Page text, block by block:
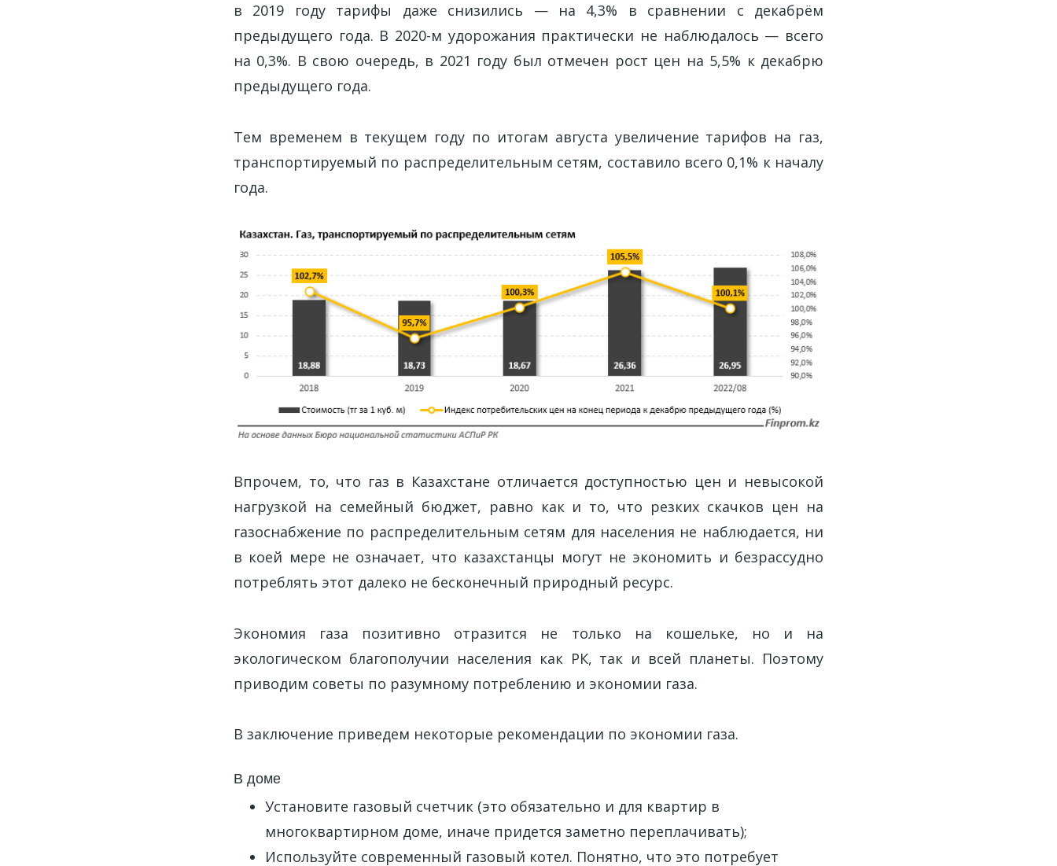
в 2019 году тарифы даже снизились — на 4,3% в сравнении с декабрём
предыдущего года. В 2020-м удорожания практически не наблюдалось — всего
на 0,3%. В свою очередь, в 2021 году был отмечен рост цен на 5,5% к декабрю
предыдущего года.
Тем временем в текущем году по итогам августа увеличение тарифов на газ,
транспортируемый по распределительным сетям, составило всего 0,1% к началу
года.
Впрочем, то, что газ в Казахстане отличается доступностью цен и невысокой
нагрузкой на семейный бюджет, равно как и то, что резких скачков цен на
газоснабжение по распределительным сетям для населения не наблюдается, ни
в коей мере не означает, что казахстанцы могут не экономить и безрассудно
потреблять этот далеко не бесконечный природный ресурс.
Экономия газа позитивно отразится не только на кошельке, но и на
экологическом благополучии населения как РК, так и всей планеты. Поэтому
приводим советы по разумному потреблению и экономии газа.
В заключение приведем некоторые рекомендации по экономии газа.
В доме
Установите газовый счетчик (это обязательно и для квартир в
многоквартирном доме, иначе придется заметно переплачивать);
Используйте современный газовый котел. Понятно, что это потребует